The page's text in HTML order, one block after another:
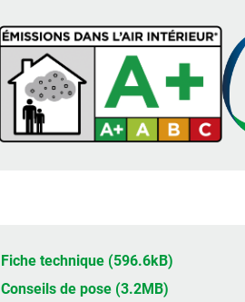
Fiche technique (596.6kB)
Conseils de pose (3.2MB)